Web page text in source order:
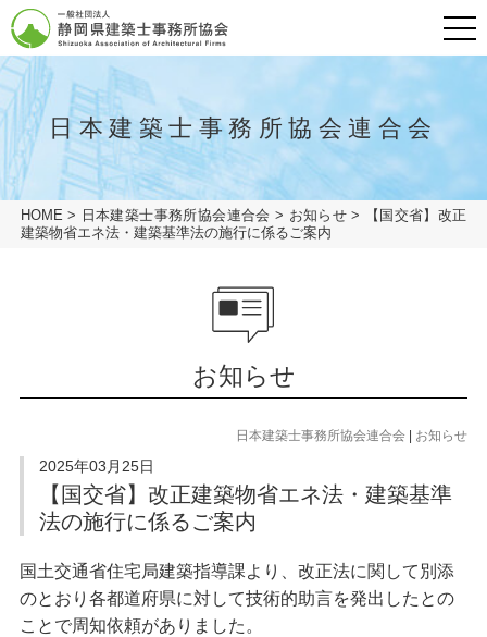
グローバルナビ
HOME
会長挨拶
一般の方
協会概要
建築士事務所とは
建築相談窓口
建築相談窓口
定期無料建築相談会
苦情解決相談依頼
建築物等調査依頼
業務関係
協会概要
入会案内
協会への入会方法
建築士事務所登録関係
建築士事務所登録関係
リンク
プライバシーポリシー
仲間ができる編
日本建築士事務所協会連合会
HOME > 日本建築士事務所協会連合会 > お知らせ >
【国交省】改正
建築物省エネ法・建築基準法の施行に係るご案内
お知らせ
日本建築士事務所協会連合会 お知らせ
2025年03月25日
【国交省】改正建築物省エネ法・建築基準
法の施行に係るご案内
国土交通省住宅局建築指導課より、改正法に関して別添
のとおり各都道府県に対して技術的助言を発出したとの
ことで周知依頼がありました。